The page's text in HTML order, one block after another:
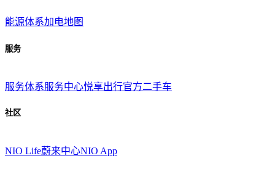
能源体系加电地图
服务
服务体系服务中心悦享出行官方二手车
社区
NIO Life蔚来中心NIO App